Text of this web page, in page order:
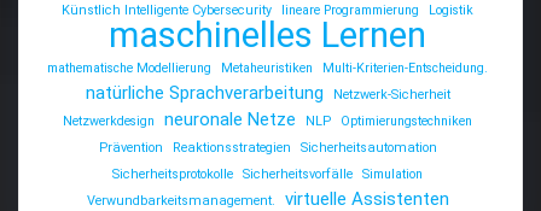
Künstlich Intelligente Cybersecurity lineare Programmierung Logistik
maschinelles Lernen
mathematische Modellierung Metaheuristiken Multi-Kriterien-Entscheidung.
natürliche Sprachverarbeitung
Netzwerk-Sicherheit
Netzwerkdesign
neuronale Netze NLP
Optimierungstechniken
Prävention
Reaktionsstrategien
Sicherheitsautomation
Sicherheitsprotokolle
Sicherheitsvorfälle
Simulation
Verwundbarkeitsmanagement.
virtuelle Assistenten